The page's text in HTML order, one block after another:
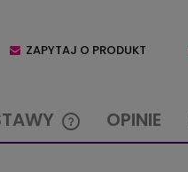
ZAPYTAJ O PRODUKT
OPINIE